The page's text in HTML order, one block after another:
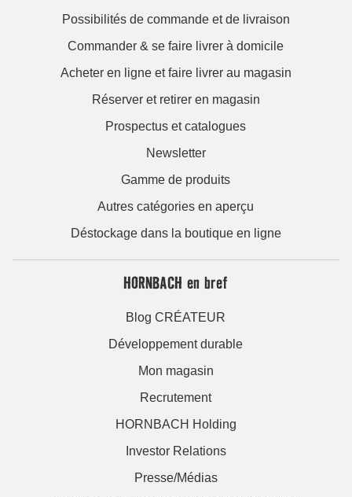
Possibilités de commande et de livraison
Commander & se faire livrer à domicile
Acheter en ligne et faire livrer au magasin
Réserver et retirer en magasin
Prospectus et catalogues
Newsletter
Gamme de produits
Autres catégories en aperçu
Déstockage dans la boutique en ligne
HORNBACH en bref
Blog CRÉATEUR
Développement durable
Mon magasin
Recrutement
HORNBACH Holding
Investor Relations
Presse/Médias